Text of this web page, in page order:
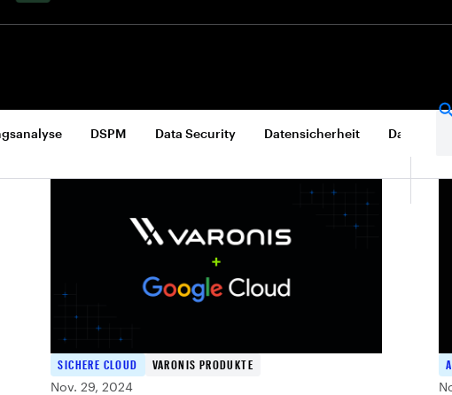
DSPM Data Security Datensicherheit
SICHERE CLOUD
VARONIS PRODUKTE
Nov. 29, 2024